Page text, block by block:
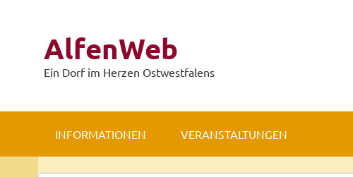
AlfenWeb
Ein Dorf im Herzen Ostwestfalens
INFORMATIONEN VERANSTALTUNGEN